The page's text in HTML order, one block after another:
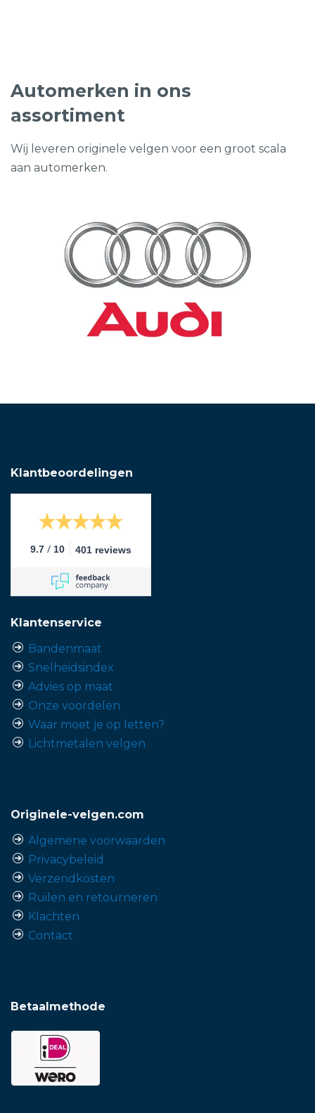
Automerken in ons
assortiment
Wij leveren originele velgen voor een groot scala
aan automerken.
Klantbeoordelingen
9.7 / 10 401 reviews
Klantenservice
Bandenmaat
Snelheidsindex
Advies op maat
Onze voordelen
Waar moet je op letten?
Lichtmetalen velgen
Originele-velgen.com
Algemene voorwaarden
Privacybeleid
Verzendkosten
Ruilen en retourneren
Klachten
Contact
Betaalmethode